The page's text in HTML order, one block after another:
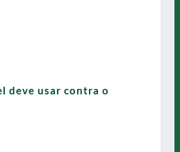
deve usar contra o